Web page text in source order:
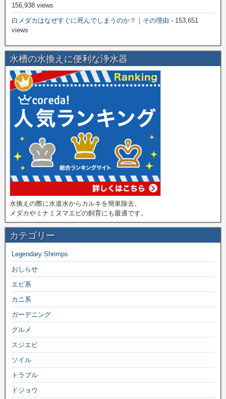
156,938 views
白メダカはなぜすぐに死んでしまうのか？｜その理由 - 153,651
views
水槽の水換えに便利な浄水器
水換えの際に水道水からカルキを簡単除去。
メダカやミナミヌマエビの飼育にも最適です。
カテゴリー
Legendary Shrimps
おしらせ
エビ系
カニ系
ガーデニング
グルメ
スジエビ
ソイル
トラブル
ドジョウ